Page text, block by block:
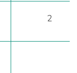
2